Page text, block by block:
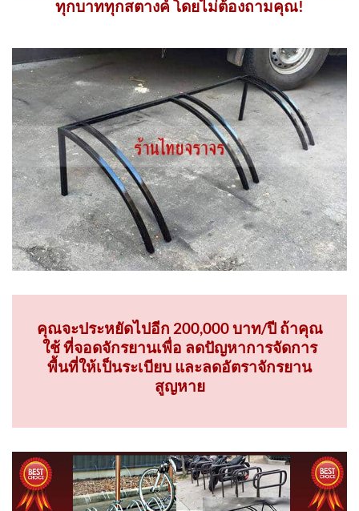
ทุกบาททุกสตางค์ โดยไม่ต้องถามคุณ!
คุณจะประหยัดไปอีก 200,000 บาท/ปี ถ้าคุณ
ใช้ ที่จอดจักรยานเพื่อ ลดปัญหาการจัดการ
พื้นที่ให้เป็นระเบียบ และลดอัตราจักรยาน
สูญหาย